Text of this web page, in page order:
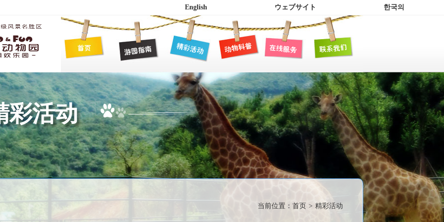
English ウェブサイト 한국의
彩活动
当前位置： 首页 > 精彩活动